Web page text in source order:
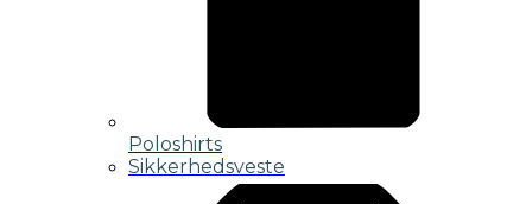
Poloshirts
Sikkerhedsveste